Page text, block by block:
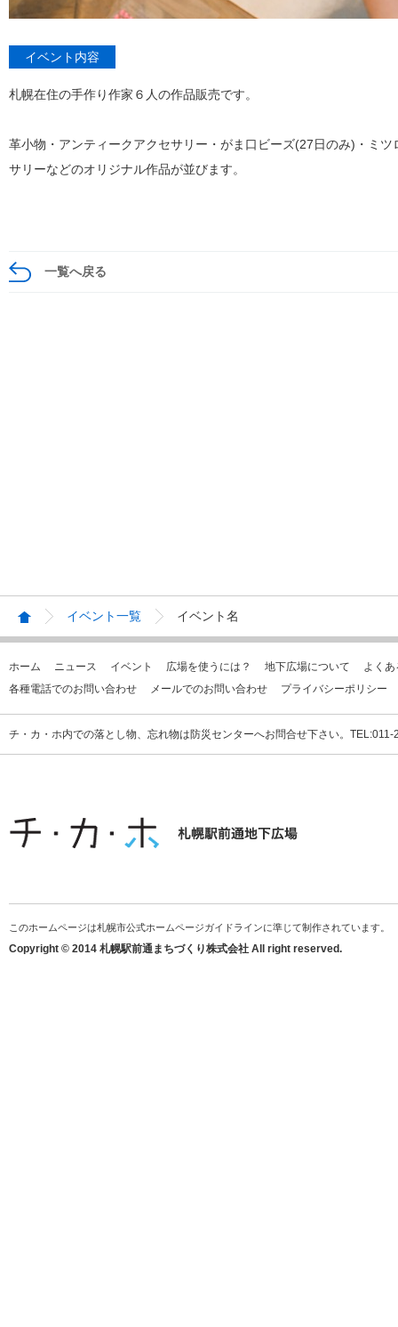
イベント内容
札幌在住の手作り作家６人の作品販売です。
革小物・アンティークアクセサリー・がま口ビーズ(27日のみ)・ミ
サリーなどのオリジナル作品が並びます。
一覧へ戻る
イベント一覧 イベント名
ホーム ニュース イベント 広場を使うには？ 地下広場について
よく
各種電話でのお問い合わせ
メールでのお問い合わせ プライバシーポリシー
チ・カ・ホ内での落とし物、忘れ物は防災センターへお問合せ下さい。
このホームページは札幌市公式ホームページガイドラインに準じて制作されています。
Copyright © 2014 札幌駅前通まちづくり株式会社 All right reserved.